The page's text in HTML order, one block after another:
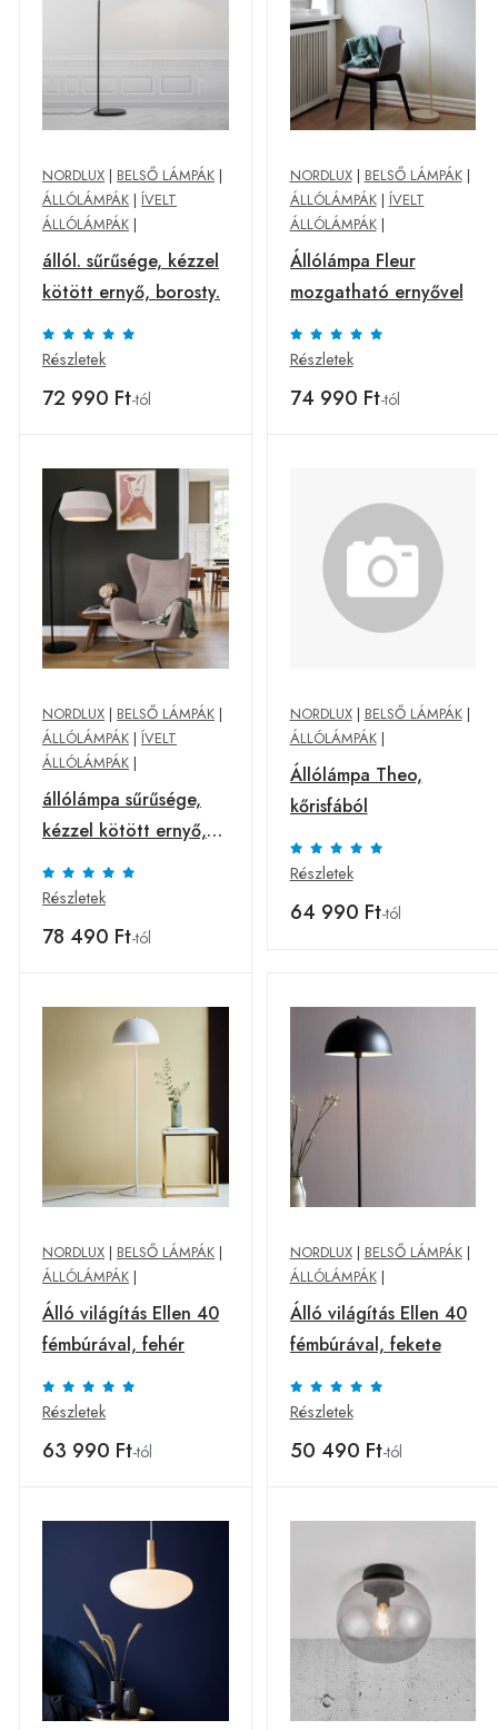
NORDLUX | BELSŐ LÁMPÁK |
ÁLLÓLÁMPÁK | ÍVELT
ÁLLÓLÁMPÁK |
állól. sűrűsége, kézzel
kötött ernyő, borosty.
Részletek
72 990 Ft-tól
NORDLUX| BELSŐ LÁMPÁK|
ÁLLÓLÁMPÁK| ÍVELT
ÁLLÓLÁMPÁK|
Állólámpa Fleur
mozgatható ernyővel
Részletek
74 990 Ft-tól
NORDLUX | BELSŐ LÁMPÁK |
ÁLLÓLÁMPÁK | ÍVELT
ÁLLÓLÁMPÁK |
állólámpa sűrűsége,
kézzel kötött ernyő,
fehér
Részletek
78 490 Ft-tól
NORDLUX| BELSŐ LÁMPÁK|
ÁLLÓLÁMPÁK|
Állólámpa Theo,
kőrisfából
Részletek
64 990 Ft-tól
NORDLUX | BELSŐ LÁMPÁK |
ÁLLÓLÁMPÁK |
Álló világítás Ellen 40
fémbúrával, fehér
Részletek
63 990 Ft-tól
NORDLUX| BELSŐ LÁMPÁK|
ÁLLÓLÁMPÁK|
Álló világítás Ellen 40
fémbúrával, fekete
Részletek
50 490 Ft-tól